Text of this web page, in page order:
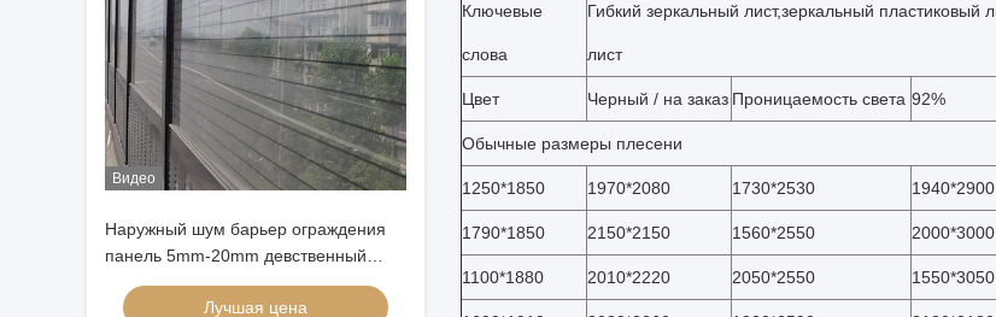
Видео
Наружный шум барьер ограждения
панель 5mm-20mm девственный
литой акриловый лист Устойчивая к
погоде звукоизоляция
Лучшая цена
Ключевые
слова
Гибкий зеркальный лист,зеркальный пластиковый
лист
Цвет Черный / на заказ Проницаемость света 92%
Обычные размеры плесени
1250*1850 1970*2080 1730*2530 1940*2900
1790*1850 2150*2150 1560*2550 2000*3000
1100*1880 2010*2220 2050*2550 1550*3050